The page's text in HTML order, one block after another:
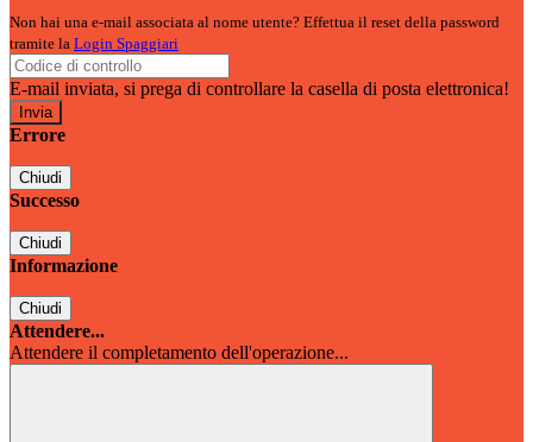
Non hai una e-mail associata al nome utente? Effettua il reset della password
tramite la Login Spaggiari
E-mail inviata, si prega di controllare la casella di posta elettronica!
Errore
Chiudi
Successo
Chiudi
Informazione
Chiudi
Attendere...
Attendere il completamento dell'operazione...